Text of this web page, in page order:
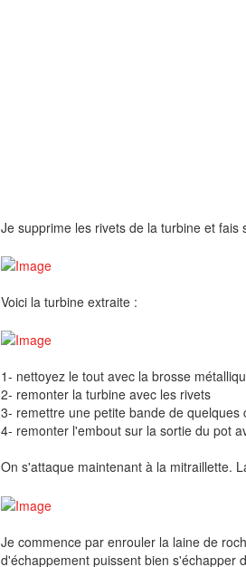
Je supprime les rivets de la turbine et fais
Voici la turbine extraite :
1- nettoyez le tout avec la brosse
2- remonter la turbine avec les rivets
3- remettre une petite bande de
4- remonter l'embout sur la sortie du pot
On s'attaque maintenant à la mitraillette.
Je commence par enrouler la laine de
d'échappement puissent bien s'échapper